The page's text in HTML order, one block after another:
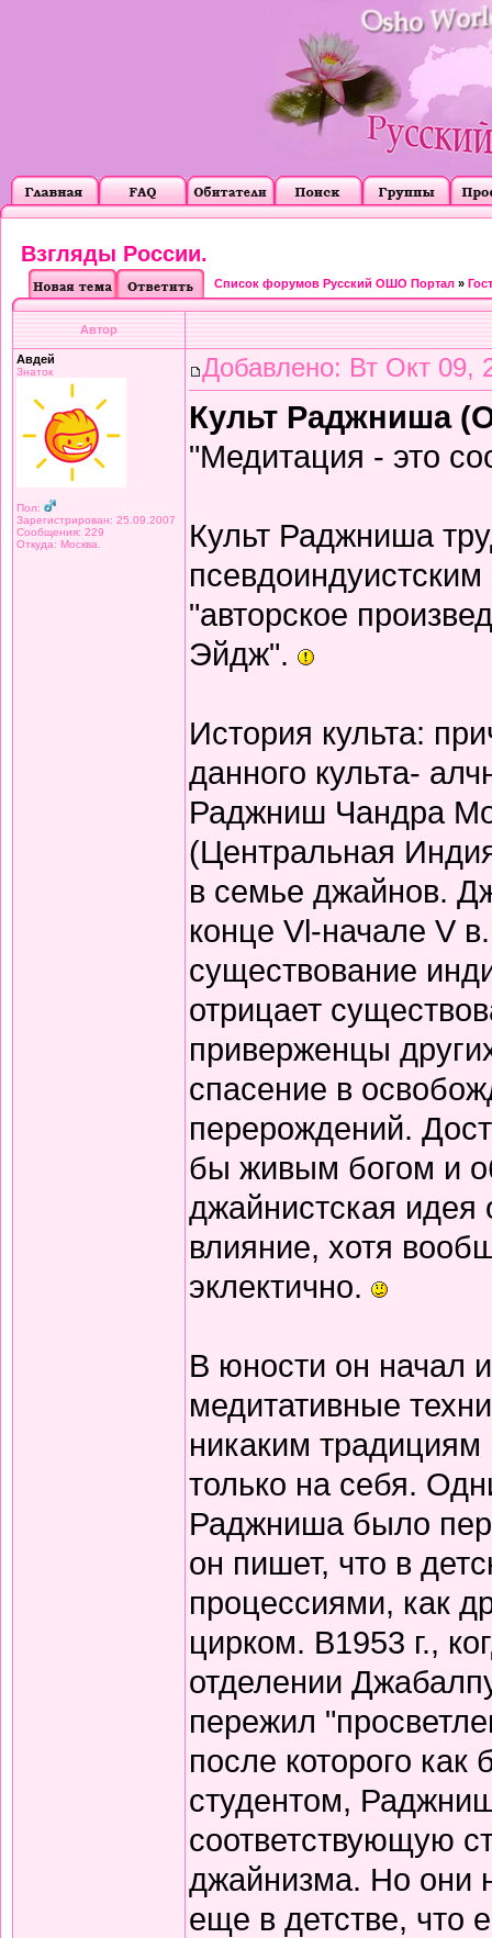
Взгляды России.
Список форумов Русский ОШО Портал »
Автор
Авдей
Знаток
Пол:
Зарегистрирован: 25.09.2007
Сообщения: 229
Откуда: Москва.
Добавлено: Вт Окт 09,
Культ Раджниша
"Медитация - это
Культ Раджниша
"авторское
Эйдж".
История культа:
данного культа-
Раджниш Чандра
(Центральная
в семье джайнов.
конце Vl-начале V
существование
отрицает
приверженцы
спасение в
перерождений.
бы живым богом и
джайнистская идея
влияние, хотя
эклектично.
В юности он начал
медитативные
никаким традициям
только на себя.
Раджниша было
он пишет, что в
процессиями, как
цирком. В1953 г.,
отделении
пережил
после которого как
студентом,
соответствующую
джайнизма. Но они
еще в детстве, что